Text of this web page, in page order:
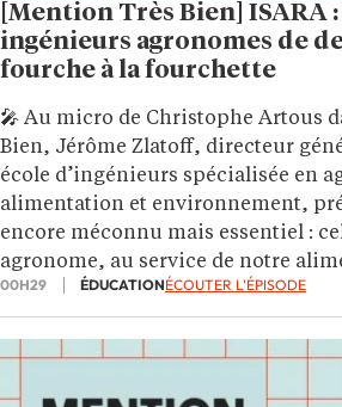
[Mention Très Bien] ISARA
ingénieurs agronomes de
fourche à la fourchette
🎤 Au micro de Christophe Artous
Bien, Jérôme Zlatoff, directeur
école d’ingénieurs spécialisée en
alimentation et environnement,
encore méconnu mais essentiel :
agronome, au service de notre
préservation du vivant.
00H29 ÉDUCATIONÉCOUTER L'ÉPISODE